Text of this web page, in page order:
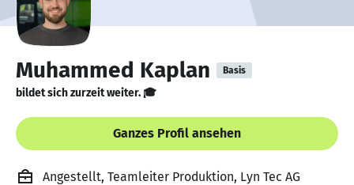
Muhammed Kaplan Basis
bildet sich zurzeit weiter. 🎓
Ganzes Profil ansehen
Angestellt, Teamleiter Produktion, Lyn Tec AG